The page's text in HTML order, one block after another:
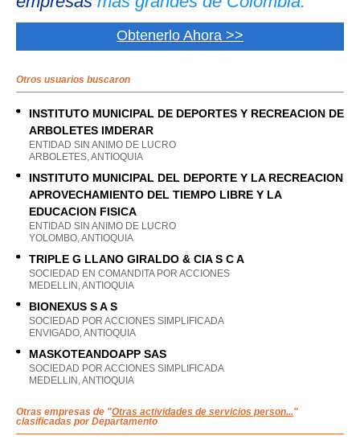
Obtenerlo Ahora >>
Otros usuarios buscaron
INSTITUTO MUNICIPAL DE DEPORTES Y RECREACION DE
ARBOLETES IMDERAR
ENTIDAD SIN ANIMO DE LUCRO
ARBOLETES, ANTIOQUIA
INSTITUTO MUNICIPAL DEL DEPORTE Y LA RECREACION
APROVECHAMIENTO DEL TIEMPO LIBRE Y LA
EDUCACION FISICA
ENTIDAD SIN ANIMO DE LUCRO
YOLOMBO, ANTIOQUIA
TRIPLE G LLANO GIRALDO & CIA S C A
SOCIEDAD EN COMANDITA POR ACCIONES
MEDELLIN, ANTIOQUIA
BIONEXUS S A S
SOCIEDAD POR ACCIONES SIMPLIFICADA
ENVIGADO, ANTIOQUIA
MASKOTEANDOAPP SAS
SOCIEDAD POR ACCIONES SIMPLIFICADA
MEDELLIN, ANTIOQUIA
Otras empresas de "Otras actividades de servicios person..."
clasificadas por Departamento